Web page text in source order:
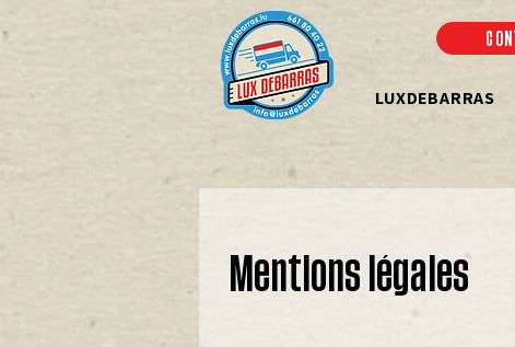
LUXDEBARRAS
Mentions légales